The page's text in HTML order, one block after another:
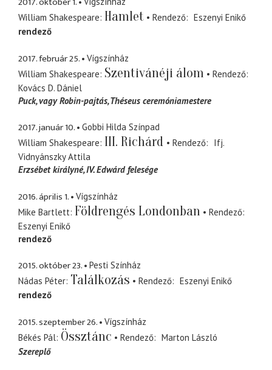
William Shakespeare Hamlet Rendező
Eszenyi Enikő
rendező
2017. február 25.
Vígszínház
William Shakespeare Szentivánéji álom
Rendező
Kovács D. Dániel
Puck vagy Robin-pajtás, Théseus ceremóniamestere
2017. január 10.
Gobbi Hilda Színpad
William Shakespeare III. Richárd Rendező
Ifj.
Vidnyánszky Attila
Erzsébet királyné IV. Edwárd felesége
2016. április 1.
Vígszínház
Mike Bartlett Földrengés Londonban
Rendező
Eszenyi Enikő
rendező
2015. október 23.
Pesti Színház
Nádas Péter Találkozás Rendező
Eszenyi Enikő
rendező
2015. szeptember 26.
Vígszínház
Békés Pál Össztánc Rendező
Marton László
Szereplő